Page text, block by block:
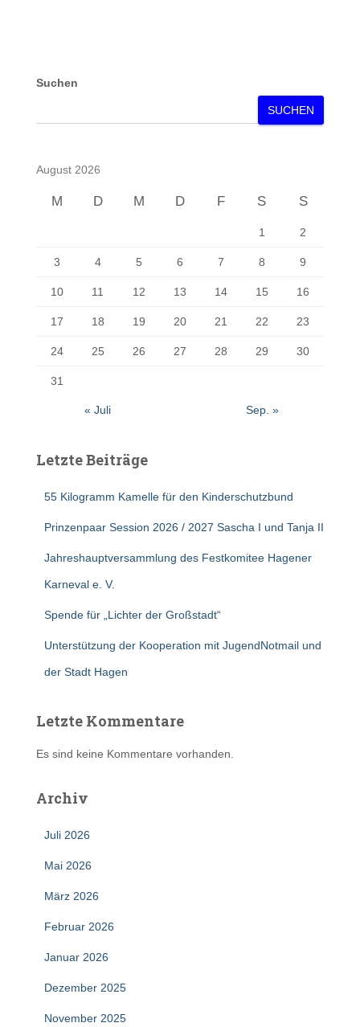
Suchen
SUCHEN
August 2026
M D M D F S S
1 2
3 4 5 6 7 8 9
10 11 12 13 14 15 16
17 18 19 20 21 22 23
24 25 26 27 28 29 30
31
« Juli Sep. »
Letzte Beiträge
55 Kilogramm Kamelle für den Kinderschutzbund
Prinzenpaar Session 2026 / 2027 Sascha I und Tanja II
Jahreshauptversammlung des Festkomitee Hagener
Karneval e. V.
Spende für „Lichter der Großstadt“
Unterstützung der Kooperation mit JugendNotmail und
der Stadt Hagen
Letzte Kommentare
Es sind keine Kommentare vorhanden.
Archiv
Juli 2026
Mai 2026
März 2026
Februar 2026
Januar 2026
Dezember 2025
November 2025